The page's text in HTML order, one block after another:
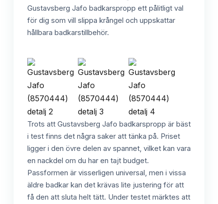
Gustavsberg Jafo badkarspropp ett pålitligt val
för dig som vill slippa krångel och uppskattar
hållbara badkarstillbehör.
Trots att Gustavsberg Jafo badkarspropp är bäst
i test finns det några saker att tänka på. Priset
ligger i den övre delen av spannet, vilket kan vara
en nackdel om du har en tajt budget.
Passformen är visserligen universal, men i vissa
äldre badkar kan det krävas lite justering för att
få den att sluta helt tätt. Under testet märktes att